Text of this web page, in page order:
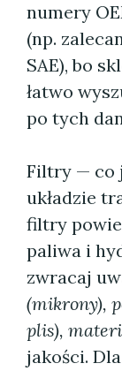
numery
(np.
SAE), bo
łatwo
po tych
Filtry — co
układzie
filtry
paliwa i
zwracaj
(mikrony),
plis),
jakości.